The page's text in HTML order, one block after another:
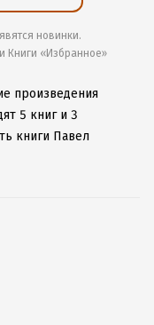
новинки.
Книги «Избранное»
произведения
5 книг и 3
книги Павел